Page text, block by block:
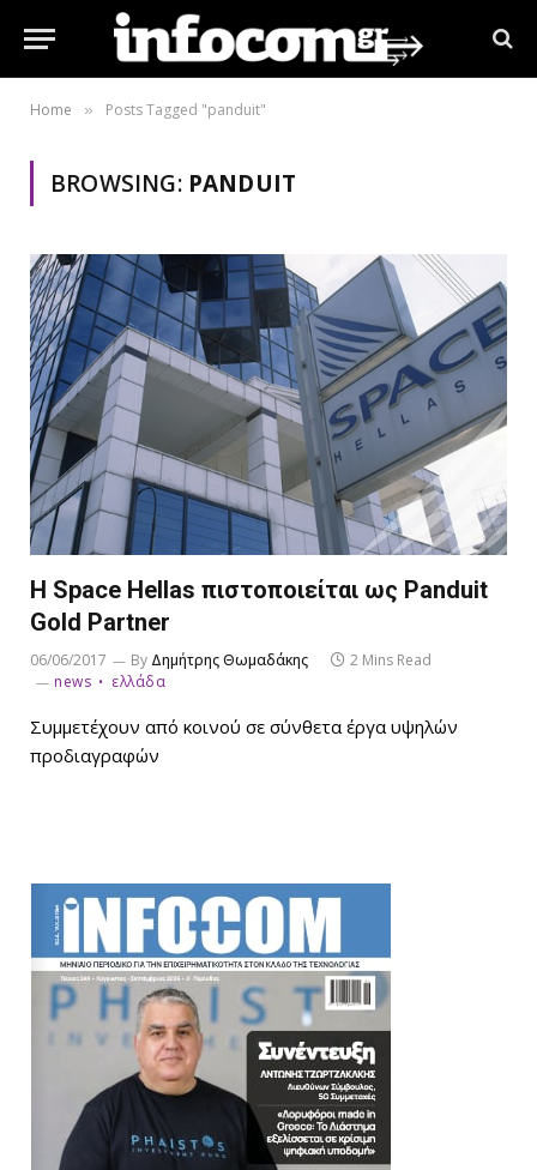
Home » Posts Tagged "panduit"
BROWSING: PANDUIT
Η Space Hellas πιστοποιείται ως Panduit
Gold Partner
06/06/2017 By Δημήτρης Θωμαδάκης
2 Mins Read
news
ελλάδα
Συμμετέχουν από κοινού σε σύνθετα έργα υψηλών
προδιαγραφών